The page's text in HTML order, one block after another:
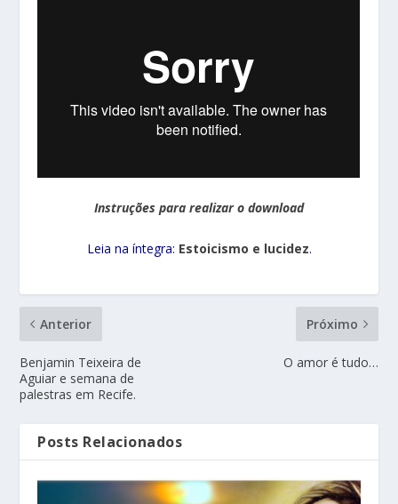
Instruções para realizar o download
Leia na íntegra: Estoicismo e lucidez.
Anterior
Benjamin Teixeira de
Aguiar e semana de
palestras em Recife.
Próximo
O amor é tudo…
Posts Relacionados